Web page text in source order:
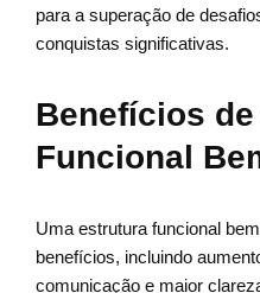
para a superação de
conquistas significativas.
Benefícios
Funcional
Uma estrutura funcional
benefícios, incluindo
comunicação e maior